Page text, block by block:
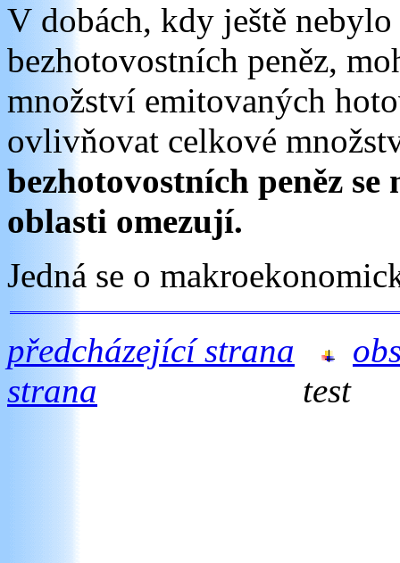
V dobách, kdy ještě
bezhotovostních peněz,
množství emitovaných
ovlivňovat celkové
bezhotovostních peněz
oblasti omezují.
Jedná se o
předcházející strana
strana test